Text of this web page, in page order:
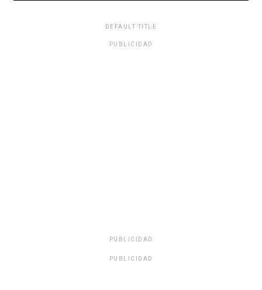
DEFAULT TITLE
PUBLICIDAD
PUBLICIDAD
PUBLICIDAD